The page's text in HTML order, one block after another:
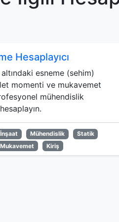
Hesaplayıcı
esneme (sehim)
momenti ve mukavemet
mühendislik
İnşaat Mühendislik
Statik
Mukavemet
Kiriş